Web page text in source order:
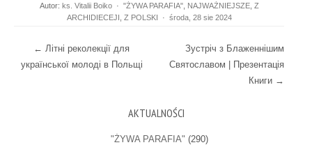
Autor: ks. Vitalii Boiko · "ŻYWA PARAFIA", NAJWAŻNIEJSZE, Z
ARCHIDIECEJI Z POLSKI · środa, 28 sie 2024
Post navigation
← Літні реколекції для
української молоді в Польщі
Зустріч з Блаженнішим
Святославом | Презентація
Книги →
AKTUALNOŚCI
"ŻYWA PARAFIA" (290)